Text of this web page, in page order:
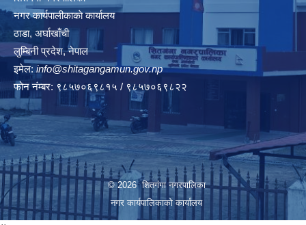
नगर कार्यपालीकाकाे कार्यालय
ठाडा, अर्घाखाँची
लुम्बिनी प्रदेश, नेपाल
इमेल: info@shitagangamun.gov.np
फोन नंम्बर: ९८५७०६९८१५ / ९८५७०६९८२२
© 2026 शितगंगा नगरपालिका
नगर कार्यपालिकाकाे कार्यालय